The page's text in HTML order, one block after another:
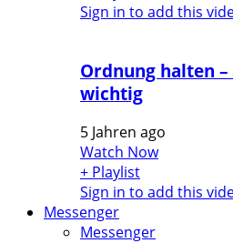
Sign in to add this
Ordnung halten
wichtig
5 Jahren ago
Watch Now
+ Playlist
Sign in to add this
Messenger
Messenger